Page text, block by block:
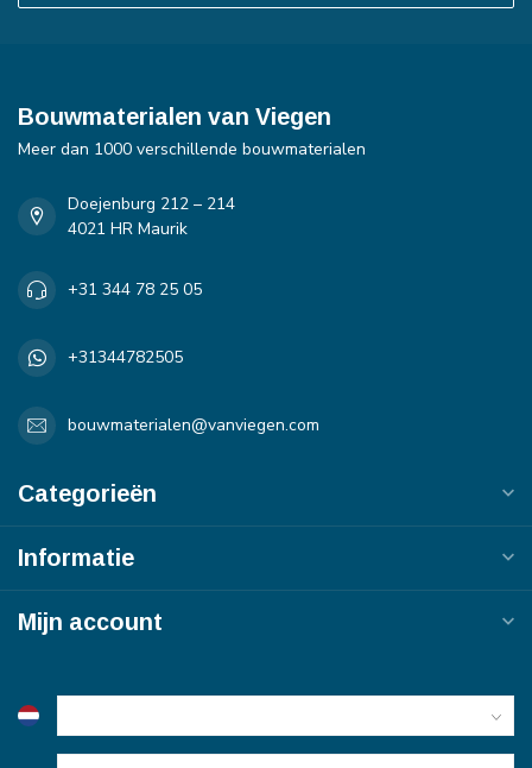
Bouwmaterialen van Viegen
Meer dan 1000 verschillende bouwmaterialen
Doejenburg 212 – 214
4021 HR Maurik
+31 344 78 25 05
+31344782505
bouwmaterialen@vanviegen.com
Categorieën
Informatie
Mijn account